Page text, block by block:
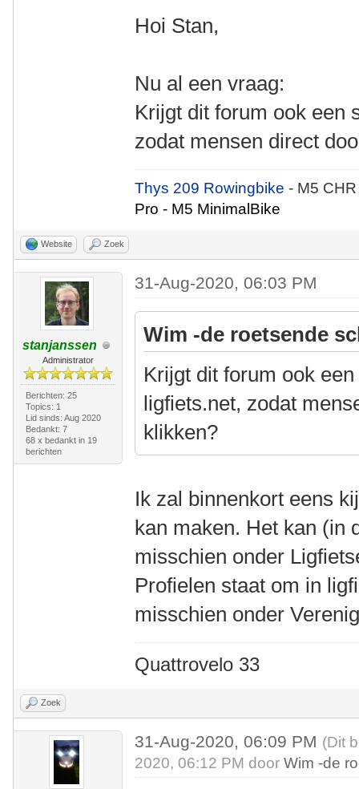
Hoi Stan,
Nu al een vraag:
Krijgt dit forum ook een
zodat mensen direct
Thys 209 Rowingbike- M5
Pro - M5 MinimalBike
Website Zoek
stanjanssen
Administrator
Berichten: 25
Topics: 1
Lid sinds: Aug 2020
Bedankt: 7
68 x bedankt in 19
berichten
31-Aug-2020, 06:03 PM
Wim -de roetsende
Krijgt dit forum ook
ligfiets.net, zodat
klikken?
Ik zal binnenkort eens
kan maken. Het kan (in
misschien onder
Profielen staat om in
misschien onder
Quattrovelo 33
Zoek
31-Aug-2020, 06:09 PM (Dit
2020, 06:12 PM doorWim -de